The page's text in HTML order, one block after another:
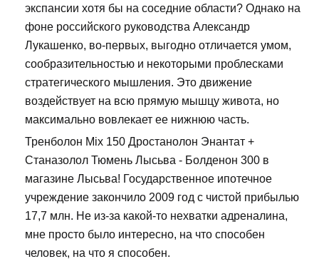
экспансии хотя бы на соседние области? Однако на
фоне российского руководства Александр
Лукашенко, во-первых, выгодно отличается умом,
сообразительностью и некоторыми проблесками
стратегического мышления. Это движение
воздействует на всю прямую мышцу живота, но
максимально вовлекает ее нижнюю часть.
Тренболон Mix 150 Дростанолон Энантат +
Станазолол Тюмень Лысьва - Болденон 300 в
магазине Лысьва! Государственное ипотечное
учреждение закончило 2009 год с чистой прибылью
17,7 млн. Не из-за какой-то нехватки адреналина,
мне просто было интересно, на что способен
человек, на что я способен.